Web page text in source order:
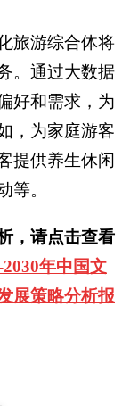
旅游综合体将
。通过大数据
好和需求，为
，为家庭游客
提供养生休闲
等。
，请点击查看
2030年中国文
展策略分析报